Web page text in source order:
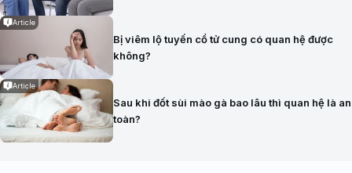
Article
Bị viêm lộ tuyến cổ tử cung có quan hệ được
không?
Article
Sau khi đốt sùi mào gà bao lâu thì quan hệ là an
toàn?